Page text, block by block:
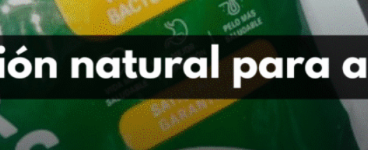
Clic para suscribirte a la revista
Revista